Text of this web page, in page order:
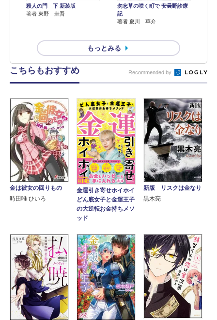
殺人の門 下 新装版
著者 東野 圭吾
勿忘草の咲く町で 安曇野診療
記
著者 夏川 草介
もっとみる
こちらもおすすめ Recommended by
金は彼女の回りもの
時田唯 ひいろ
金運引き寄せホイホイ
どん底女子と金運王子
の大逆転お金持ちメソ
ッド
新版 リスクは金なり
黒木亮